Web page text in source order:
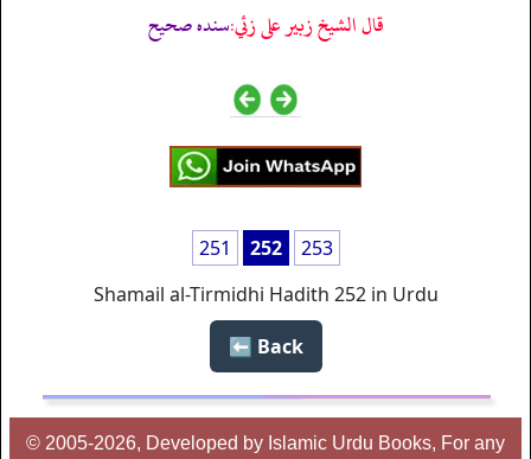
قال الشيخ زبير على زئي:سنده صحيح
251 252
253
Shamail al-Tirmidhi Hadith 252 in Urdu
Back ⬅️
© 2005-2026, Developed by Islamic Urdu Books, For any